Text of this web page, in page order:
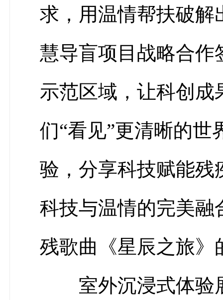
求，用温情帮扶破解
慧导盲项目战略合作
示范区域，让科创成
们“看见”更清晰的世
验，分享科技赋能残
科技与温情的完美融
残歌曲《星辰之旅》
室外沉浸式体验